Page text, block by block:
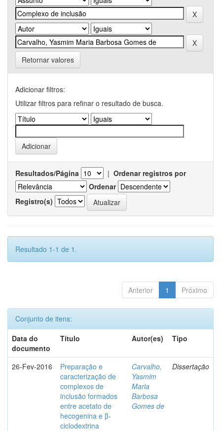
Retornar valores
Adicionar filtros:
Utilizar filtros para refinar o resultado de busca.
Resultados/Página | Ordenar registros por
Ordenar
Registro(s)
Resultado 1-1 de 1.
Anterior 1 Próximo
Conjunto de itens:
Data do
documento
Título Autor(es) Tipo
26-Fev-2016
Preparação e
caracterização de
complexos de
inclusão formados
entre acetato de
hecogenina e β-
ciclodextrina
Carvalho,
Yasmim
Maria
Barbosa
Gomes de
Dissertação